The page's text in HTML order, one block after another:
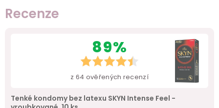
Recenze
89%
z 64 ověřených recenzí
Tenké kondomy bez latexu SKYN Intense Feel -